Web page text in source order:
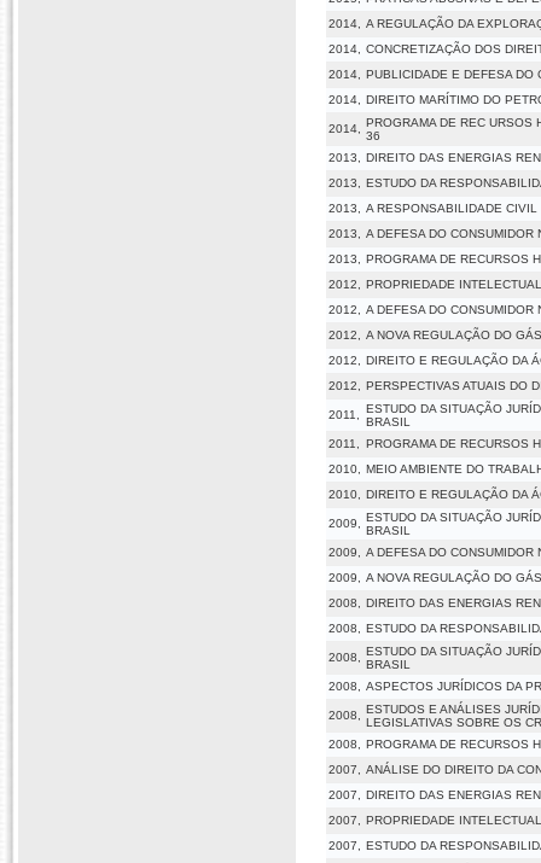
2014,
A REGULAÇÃO DA
2014,
CONCRETIZAÇÃO DOS
2014,
PUBLICIDADE E DEFESA DO
2014,
DIREITO MARÍTIMO DO
2014,
PROGRAMA DE REC URSOS
36
2013,
DIREITO DAS ENERGIAS
2013,
ESTUDO DA
2013,
A RESPONSABILIDADE
2013,
A DEFESA DO CONSUMIDOR
2013,
PROGRAMA DE RECURSOS
2012,
PROPRIEDADE
2012,
A DEFESA DO CONSUMIDOR
2012,
A NOVA REGULAÇÃO DO
2012,
DIREITO E REGULAÇÃO DA
2012,
PERSPECTIVAS ATUAIS DO
2011,
ESTUDO DA SITUAÇÃO
BRASIL
2011,
PROGRAMA DE RECURSOS
2010,
MEIO AMBIENTE DO
2010,
DIREITO E REGULAÇÃO DA
2009,
ESTUDO DA SITUAÇÃO
BRASIL
2009,
A DEFESA DO CONSUMIDOR
2009,
A NOVA REGULAÇÃO DO
2008,
DIREITO DAS ENERGIAS
2008,
ESTUDO DA
2008,
ESTUDO DA SITUAÇÃO
BRASIL
2008,
ASPECTOS JURÍDICOS DA
2008,
ESTUDOS E ANÁLISES
LEGISLATIVAS SOBRE OS
2008,
PROGRAMA DE RECURSOS
2007,
ANÁLISE DO DIREITO DA
2007,
DIREITO DAS ENERGIAS
2007,
PROPRIEDADE
2007,
ESTUDO DA